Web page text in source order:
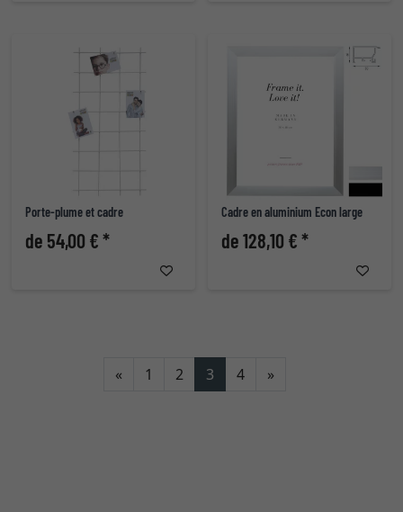
Porte-plume et cadre
de 54,00 € *
Cadre en aluminium Econ large
de 128,10 € *
«Retour
1 2 3 4 »Continuer